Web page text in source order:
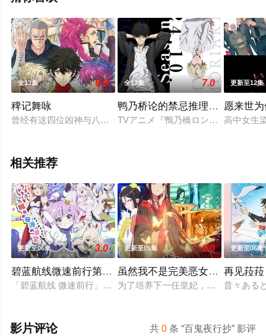
全13集 6.0
稗记舞咏
曾经有这四位凶神与八百万神灵的国家[实际是中国]，被封印
全13集 7.0
鸭乃桥论的禁忌推理第二季
TVアニメ『鴨乃橋ロンの禁断推理
更新至12集
愿来世
高中女生
相关推荐
更新至06集 3.0
碧蓝航线微速前行第二季
「碧蓝航线 微速前行」第2季制作决定。
更新至05集 1.0
虽然我不是完美恶女～雏宫蝶鼠
为了培养下一任皇妃，从五大名门
更新至06集
再见菈菈
昔々ある
共0 条 “百鬼夜行抄” 影评
影片评论